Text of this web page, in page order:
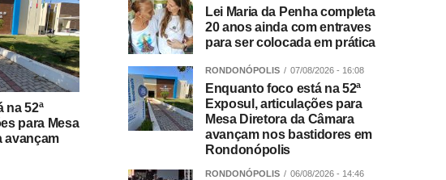
na 52ª
para Mesa
avançam
Lei Maria da Penha completa
20 anos ainda com entraves
para ser colocada em prática
RONDONÓPOLIS 07/08/2026 - 16:08
Enquanto foco está na 52ª
Exposul, articulações para
Mesa Diretora da Câmara
avançam nos bastidores em
Rondonópolis
RONDONÓPOLIS 06/08/2026 - 14:46